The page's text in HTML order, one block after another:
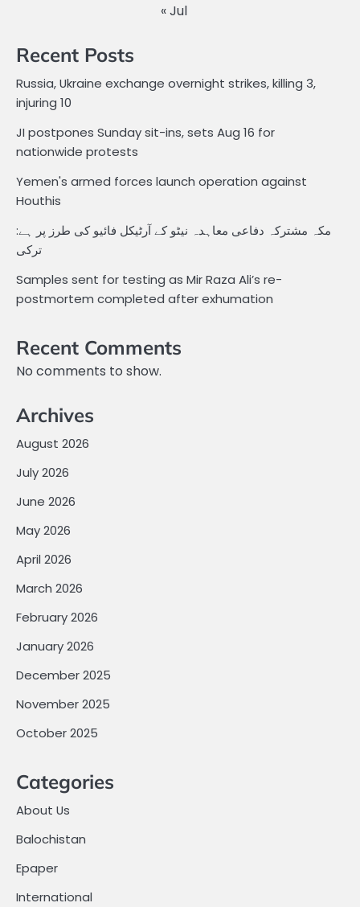
« Jul
Recent Posts
Russia, Ukraine exchange overnight strikes, killing 3,
injuring 10
JI postpones Sunday sit-ins, sets Aug 16 for
nationwide protests
Yemen's armed forces launch operation against
Houthis
مکہ مشترکہ دفاعی معاہدہ نیٹو کے آرٹیکل فائیو کی طرز پر ہے:
ترکی
Samples sent for testing as Mir Raza Ali’s re-
postmortem completed after exhumation
Recent Comments
No comments to show.
Archives
August 2026
July 2026
June 2026
May 2026
April 2026
March 2026
February 2026
January 2026
December 2025
November 2025
October 2025
Categories
About Us
Balochistan
Epaper
International